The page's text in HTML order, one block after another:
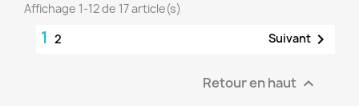
Affichage 1-12 de 17 article(s)
1 2 Suivant 
Retour en haut 